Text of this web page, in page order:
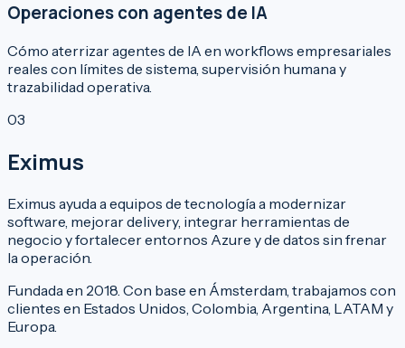
Operaciones con agentes de IA
Cómo aterrizar agentes de IA en workflows empresariales
reales con límites de sistema, supervisión humana y
trazabilidad operativa.
03
Eximus
Eximus ayuda a equipos de tecnología a modernizar
software, mejorar delivery, integrar herramientas de
negocio y fortalecer entornos Azure y de datos sin frenar
la operación.
Fundada en 2018. Con base en Ámsterdam, trabajamos con
clientes en Estados Unidos, Colombia, Argentina, LATAM y
Europa.